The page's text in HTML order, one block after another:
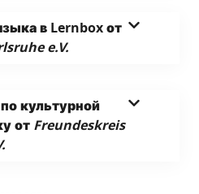
в Lernbox от
e.V.
куль­тур­ной
от Freundeskreis